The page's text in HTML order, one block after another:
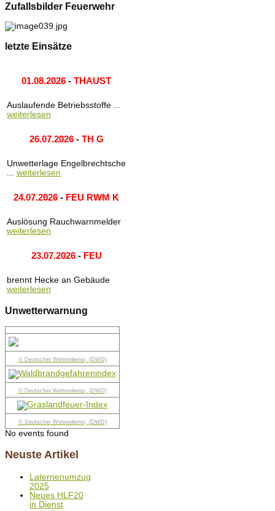
Zufallsbilder Feuerwehr
letzte Einsätze
01.08.2026 - THAUST
Auslaufende Betriebsstoffe ...
weiterlesen
26.07.2026- TH G
Unwetterlage Engelbrechtsche
... weiterlesen
24.07.2026 - FEU RWM K
Auslösung Rauchwarnmelder
weiterlesen
23.07.2026- FEU
brennt Hecke an Gebäude
weiterlesen
Unwetterwarnung
© Deutscher Wetterdienst, (DWD)
© Deutscher Wetterdienst, (DWD)
© Deutscher Wetterdienst, (DWD)
No events found
Neuste Artikel
Laternenumzug
2025
Neues HLF20
in Dienst